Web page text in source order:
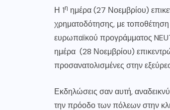
Η 1η ημέρα (27 Νοεμβρίου)
χρηματοδότησης, με
ευρωπαϊκού προγράμματος
ημέρα (28 Νοεμβρίου)
προσανατολισμένες στην
Εκδηλώσεις σαν αυτή,
την πρόοδο των πόλεων στην